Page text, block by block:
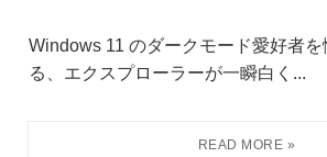
Windows 11 のダークモード愛好者
る、エクスプローラーが一瞬白く...